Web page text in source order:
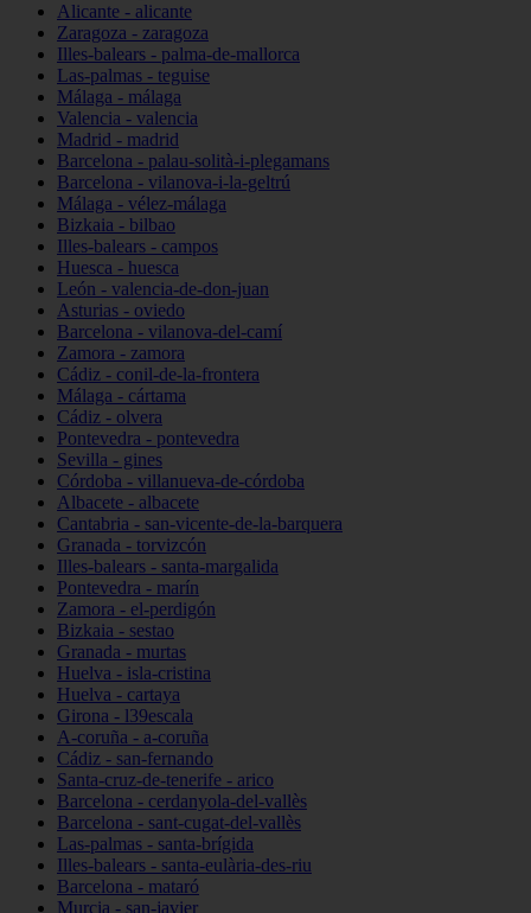
Alicante - alicante
Zaragoza - zaragoza
Illes-balears - palma-de-mallorca
Las-palmas - teguise
Málaga - málaga
Valencia - valencia
Madrid - madrid
Barcelona - palau-solità-i-plegamans
Barcelona - vilanova-i-la-geltrú
Málaga - vélez-málaga
Bizkaia - bilbao
Illes-balears - campos
Huesca - huesca
León - valencia-de-don-juan
Asturias - oviedo
Barcelona - vilanova-del-camí
Zamora - zamora
Cádiz - conil-de-la-frontera
Málaga - cártama
Cádiz - olvera
Pontevedra - pontevedra
Sevilla - gines
Córdoba - villanueva-de-córdoba
Albacete - albacete
Cantabria - san-vicente-de-la-barquera
Granada - torvizcón
Illes-balears - santa-margalida
Pontevedra - marín
Zamora - el-perdigón
Bizkaia - sestao
Granada - murtas
Huelva - isla-cristina
Huelva - cartaya
Girona - l39escala
A-coruña - a-coruña
Cádiz - san-fernando
Santa-cruz-de-tenerife - arico
Barcelona - cerdanyola-del-vallès
Barcelona - sant-cugat-del-vallès
Las-palmas - santa-brígida
Illes-balears - santa-eulària-des-riu
Barcelona - mataró
Murcia - san-javier